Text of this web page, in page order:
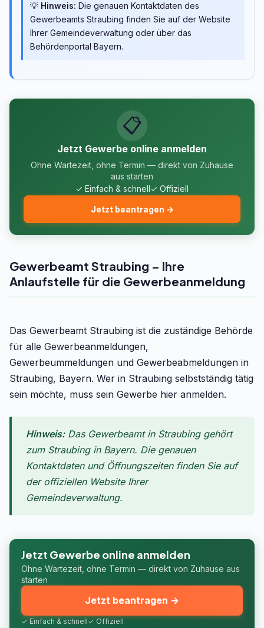
💡 Hinweis: Die genauen Kontaktdaten des
Gewerbeamts Straubing finden Sie auf der Website
Ihrer Gemeindeverwaltung oder über das
Behördenportal Bayern.
📋
Jetzt Gewerbe online anmelden
Ohne Wartezeit, ohne Termin — direkt von Zuhause
aus starten
✓ Einfach & schnell✓ Offiziell
Jetzt beantragen →
Gewerbeamt Straubing – Ihre
Anlaufstelle für die Gewerbeanmeldung
Das Gewerbeamt Straubing ist die zuständige Behörde
für alle Gewerbeanmeldungen,
Gewerbeummeldungen und Gewerbeabmeldungen in
Straubing, Bayern. Wer in Straubing selbstständig tätig
sein möchte, muss sein Gewerbe hier anmelden.
Hinweis:Das Gewerbeamt in Straubing gehört
zum Straubing in Bayern. Die genauen
Kontaktdaten und Öffnungszeiten finden Sie auf
der offiziellen Website Ihrer
Gemeindeverwaltung.
Jetzt Gewerbe online anmelden
Ohne Wartezeit, ohne Termin — direkt von Zuhause aus
starten
✓ Einfach & schnell✓ Offiziell
Jetzt beantragen →